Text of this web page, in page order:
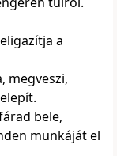
a
megveszi,
bele,
munkáját el